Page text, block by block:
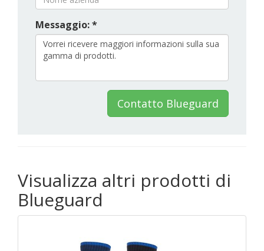
Messaggio: *
Contatto Blueguard
Visualizza altri prodotti di
Blueguard